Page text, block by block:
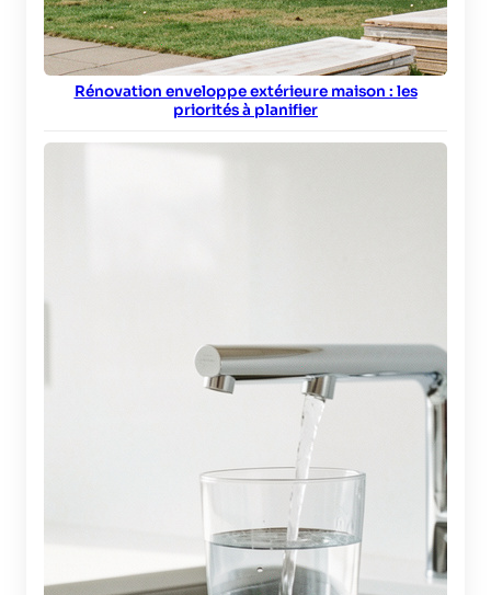
Rénovation enveloppe extérieure maison : les
priorités à planifier